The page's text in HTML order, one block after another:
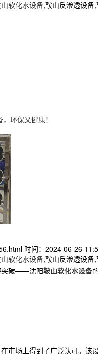
软化水设备,鞍山反渗透设备
环保又健康！
时间：2024-06-26
软化水设备,鞍山反渗透设备
突破——沈阳鞍山软化水设备
市场上得到了广泛认可。该